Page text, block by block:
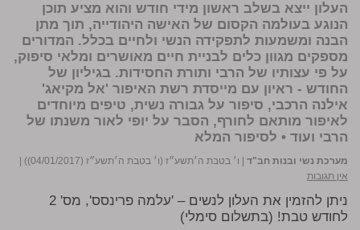
העלון ייצא בשלב ראשון מידי חודש והוא מציע תוכן
הנוגע בעולמה הקסום של האישה היהודייה, תוך מתן
הבנה ומשמעות לתפקידה הנשי ולחיים בכלל. המדורים
מספקים מגוון כלים לבניית חיים מאושרים ומלאי סיפוק,
על פי עצותיו של הרבי ותורת החסידות. בגיליון של
החודש - ראיון עם מייסדת רשת האיפור 'אל מקיאג'
אילנה הרכבי, סיפור על גבורה נשית, טיפים מיוחדים
לאיפור מותאם לחורף, הסבר על יופי לאור משנתו של
הרבי ועוד • לסיפור המלא
מערכת נשי ובנות חב"ד ו׳ בטבת ה׳תשע״ז (ו׳ בטבת ה׳תשע״ז (04/01/2017))
אין תגובות
ניתן להזמין את העלון לנשים – 'עלמה פרינסס', מס' 2
לחודש טבת! (בתשלום סימלי)